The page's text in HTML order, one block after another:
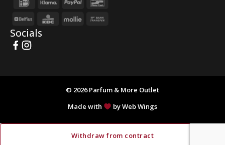
Socials
© 2026 Parfum & More Outlet
Made with
by Web Wings
Withdraw from contract